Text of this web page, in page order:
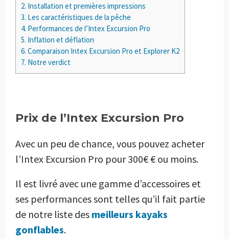
2. Installation et premières impressions
3. Les caractéristiques de la pêche
4. Performances de l’Intex Excursion Pro
5. Inflation et déflation
6. Comparaison Intex Excursion Pro et Explorer K2
7. Notre verdict
Prix de l’Intex Excursion Pro
Avec un peu de chance, vous pouvez acheter
l’Intex Excursion Pro pour 300€ € ou moins.
Il est livré avec une gamme d’accessoires et
ses performances sont telles qu’il fait partie
de notre liste des meilleurs kayaks
gonflables.